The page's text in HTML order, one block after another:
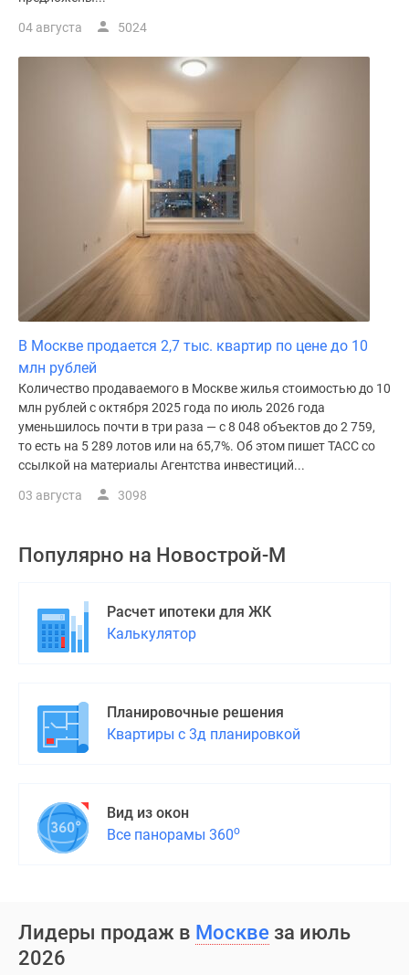
04 августа 5024
В Москве продается 2,7 тыс. квартир по цене до 10
млн рублей
Количество продаваемого в Москве жилья стоимостью до 10
млн рублей с октября 2025 года по июль 2026 года
уменьшилось почти в три раза — с 8 048 объектов до 2 759,
то есть на 5 289 лотов или на 65,7%. Об этом пишет ТАСС со
ссылкой на материалы Агентства инвестиций...
03 августа 3098
Популярно на Новострой-М
Расчет ипотеки для ЖК
Калькулятор
Планировочные решения
Квартиры с 3д планировкой
Вид из окон
Все панорамы 360о
Лидеры продаж в Москве за июль
2026